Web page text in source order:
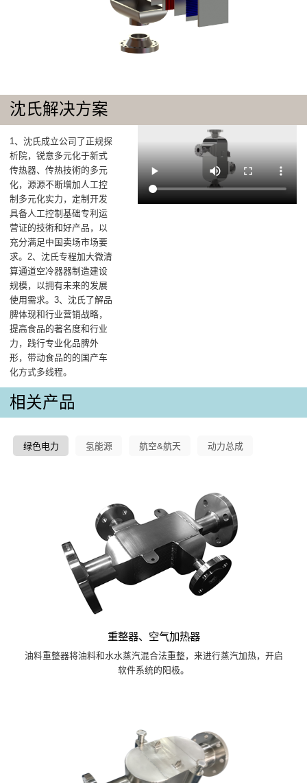
沈氏解决方案
1、沈氏成立公司了正规探
析院，锐意多元化于新式
传热器、传热技術的多元
化，源源不断增加人工控
制多元化实力，定制开发
具备人工控制基础专利运
营证的技術和好产品，以
充分满足中国卖场市场要
求。2、沈氏专程加大微清
算通道空冷器器制造建设
规模，以拥有未来的发展
使用需求。3、沈氏了解品
脾体现和行业营销战略，
提高食品的著名度和行业
力，践行专业化品脾外
形，带动食品的的国产车
化方式多线程。
相关产品
绿色电力 氢能源 航空&航天 动力总成
重整器、空气加热器
油料重整器将油料和水水蒸汽混合法重整，来进行蒸汽加热，开启
软件系统的阳极。